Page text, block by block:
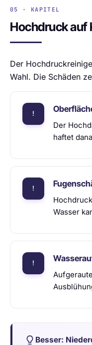
05 · KAPITEL
Hochdruck auf
Der
Wahl. Die Schäden
Der
haftet
Wasser
Besser: